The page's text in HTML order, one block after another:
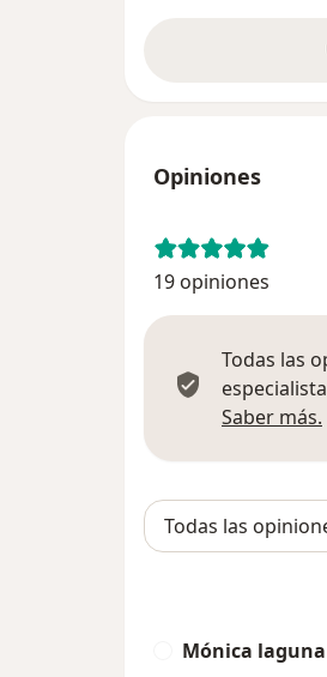
Opiniones
19 opiniones
Todas las
Saber más.
Mónica laguna